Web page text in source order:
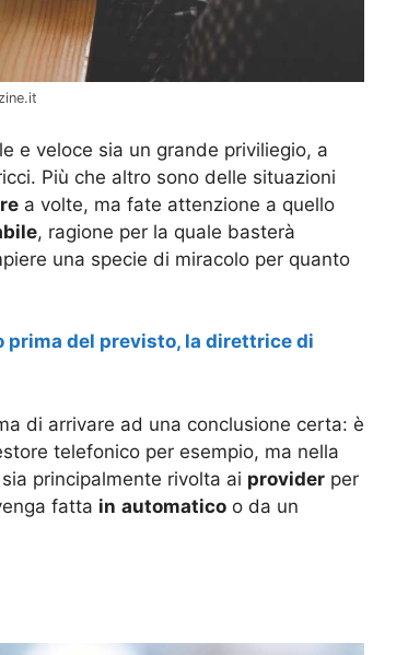
e veloce sia un grande priviliegio, a
Più che altro sono delle situazioni
a volte, ma fate attenzione a quello
, ragione per la quale basterà
una specie di miracolo per quanto
prima del previsto, la direttrice di
di arrivare ad una conclusione certa: è
telefonico per esempio, ma nella
sia principalmente rivolta ai provider per
fatta in automatico o da un